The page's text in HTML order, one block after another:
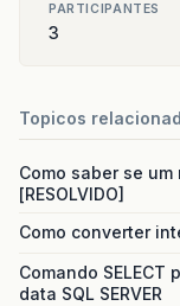
PARTICIPANTES
3
Topicos
Como saber se
[RESOLVIDO]
Como converter
Comando
data SQL SERVER